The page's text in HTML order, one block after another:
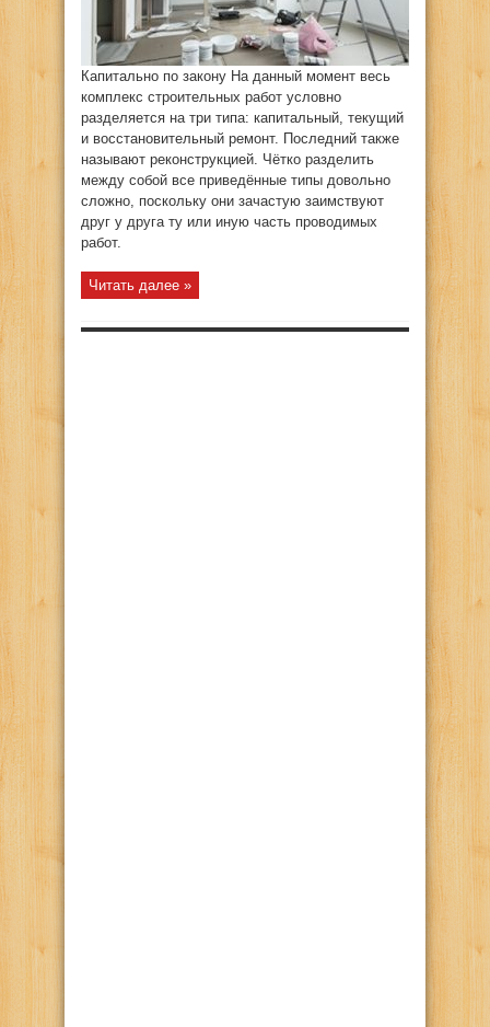
Капитально по закону На данный момент весь
комплекс строительных работ условно
разделяется на три типа: капитальный, текущий
и восстановительный ремонт. Последний также
называют реконструкцией. Чётко разделить
между собой все приведённые типы довольно
сложно, поскольку они зачастую заимствуют
друг у друга ту или иную часть проводимых
работ.
Читать далее »